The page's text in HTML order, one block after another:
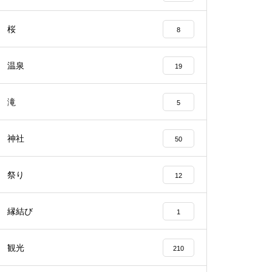
桜 8
温泉 19
滝 5
神社 50
祭り 12
縁結び 1
観光 210